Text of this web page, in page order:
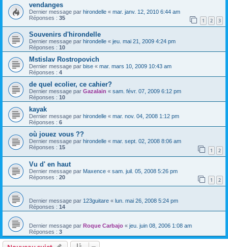
vendanges
Dernier message par hirondelle « mar. janv. 12, 2010 6:44 am
Réponses : 35 1 2 3
Souvenirs d'hirondelle
Dernier message par hirondelle « jeu. mai 21, 2009 4:24 pm
Réponses : 10
Mstislav Rostropovich
Dernier message par bise « mar. mars 10, 2009 10:43 am
Réponses : 4
de quel ecolier, ce cahier?
Dernier message par Gazalain « sam. févr. 07, 2009 6:12 pm
Réponses : 10
kayak
Dernier message par hirondelle « mar. nov. 04, 2008 1:12 pm
Réponses : 6
où jouez vous ??
Dernier message par hirondelle « mar. sept. 02, 2008 8:06 am
Réponses : 15 1 2
Vu d' en haut
Dernier message par Maxence « sam. juil. 05, 2008 5:26 pm
Réponses : 20 1 2
Dernier message par 123guitare « lun. mai 26, 2008 5:24 pm
Réponses : 14
Dernier message par Roque Carbajo « jeu. juin 08, 2006 1:08 am
Réponses : 3